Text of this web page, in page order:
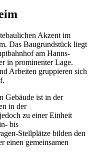
Akzent im
Das Baugrundstück liegt
am Hanns-
in prominenter Lage.
Arbeiten gruppieren sich
Gebäude ist in der
in der
zu einer Einheit
bis
Stellplätze bilden den
einen gemeinsamen